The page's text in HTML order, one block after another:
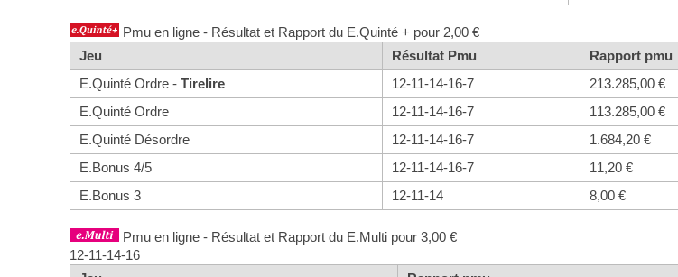
Pmu en ligne - Résultat et Rapport du E.Quinté + pour 2,00 €
Jeu
Résultat Pmu
Rapport pmu
E.Quinté Ordre -Tirelire 12-11-14-16-7
213.285,00 €
E.Quinté Ordre
12-11-14-16-7
113.285,00 €
E.Quinté Désordre
12-11-14-16-7
1.684,20 €
E.Bonus 4/5
12-11-14-16-7
11,20 €
E.Bonus 3
12-11-14 8,00 €
Pmu en ligne - Résultat et Rapport du E.Multi pour 3,00 €
12-11-14-16